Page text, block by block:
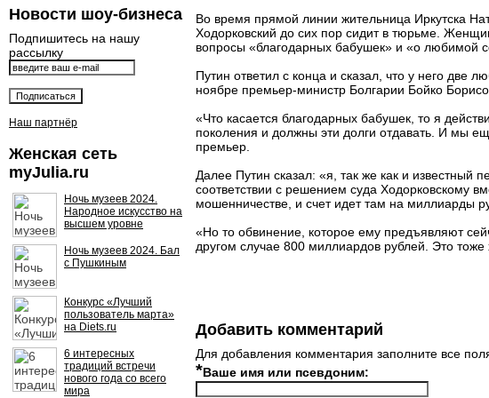
Новости шоу-бизнеса
Подпишитесь на нашу
рассылку
Наш партнёр
Женская сеть
myJulia.ru
Ночь музеев 2024.
Народное искусство на
высшем уровне
Ночь музеев 2024. Бал
с Пушкиным
Конкурс «Лучший
пользователь марта»
на Diets.ru
6 интересных
традиций встречи
нового года со всего
мира
Во время прямой линии жительница Иркутска
Ходорковский до сих пор сидит в тюрьме.
вопросы «благодарных бабушек» и «о любимой
Путин ответил с конца и сказал, что у него
ноябре премьер-министр Болгарии Бойко
«Что касается благодарных бабушек, то я
поколения и должны эти долги отдавать. И мы
премьер.
Далее Путин сказал: «я, так же как и
соответствии с решением суда Ходорковскому
мошенничестве, и счет идет там на миллиарды
«Но то обвинение, которое ему предъявляют
другом случае 800 миллиардов рублей. Это
Добавить комментарий
Для добавления комментария заполните все
*Ваше имя или псевдоним: